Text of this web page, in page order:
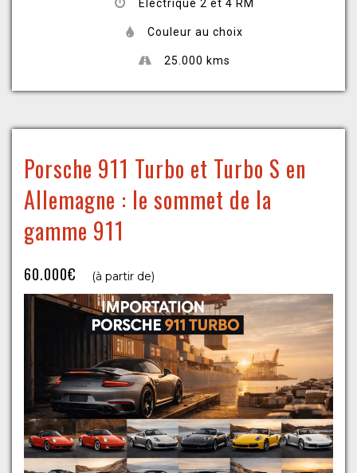
Electrique 2 et 4 RM
Couleur au choix
25.000 kms
Porsche 911 Turbo et Turbo S en
Allemagne : le sommet de la
gamme 911
60.000€ (à partir de)